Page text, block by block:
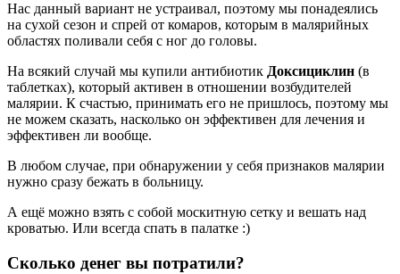
Нас данный вариант не устраивал, поэтому мы понадеялись
на сухой сезон и спрей от комаров, которым в малярийных
областях поливали себя с ног до головы.
На всякий случай мы купили антибиотик Доксициклин (в
таблетках), который активен в отношении возбудителей
малярии. К счастью, принимать его не пришлось, поэтому мы
не можем сказать, насколько он эффективен для лечения и
эффективен ли вообще.
В любом случае, при обнаружении у себя признаков малярии
нужно сразу бежать в больницу.
А ещё можно взять с собой москитную сетку и вешать над
кроватью. Или всегда спать в палатке :)
Сколько денег вы потратили?